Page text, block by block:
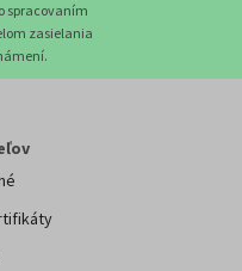
spracovaním
zasielania